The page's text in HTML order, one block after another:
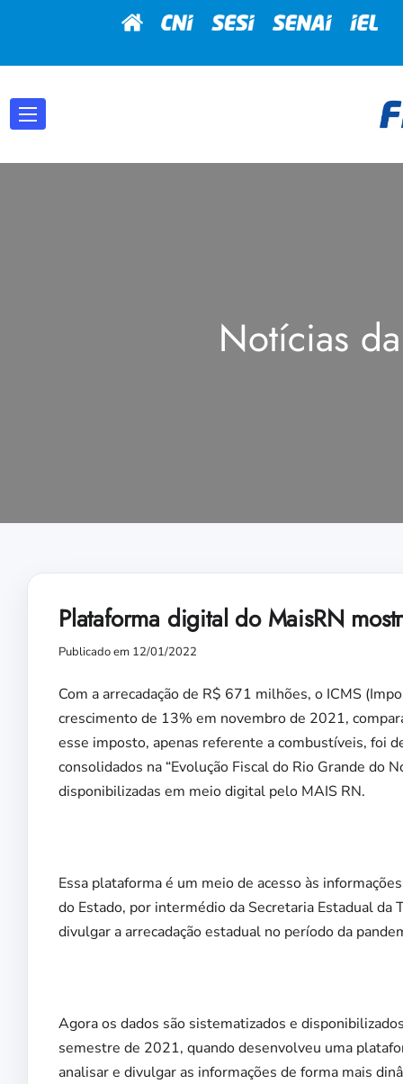
Notícias
Plataforma digital do MaisRN
Publicado em 12/01/2022
Com a arrecadação de R$ 671 milhões, o ICMS
crescimento de 13% em novembro de 2021,
esse imposto, apenas referente a combustíveis, foi
consolidados na “Evolução Fiscal do Rio Grande do
disponibilizadas em meio digital pelo MAIS RN.
Essa plataforma é um meio de acesso às
do Estado, por intermédio da Secretaria Estadual
divulgar a arrecadação estadual no período da
Agora os dados são sistematizados e
semestre de 2021, quando desenvolveu uma
analisar e divulgar as informações de forma mais